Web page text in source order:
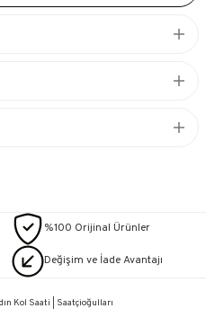
%100 Orijinal Ürünler
Değişim ve İade Avantajı